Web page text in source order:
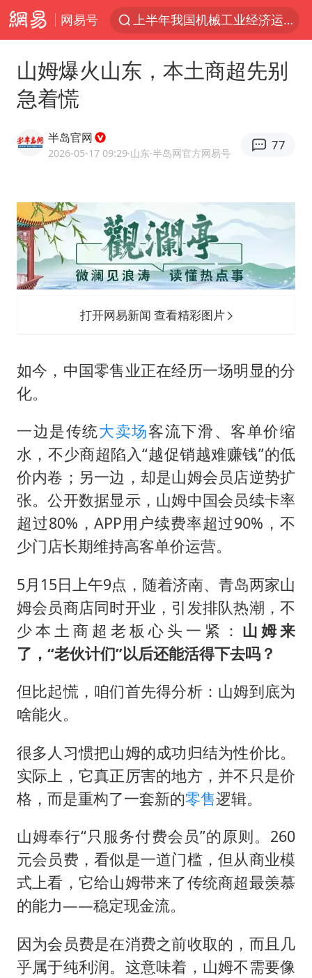
网易号
上半年我国机械工业经济运行稳中有进
方程豹钛9新车申报
国防部回应日本试射“战斧”导弹
四川宜宾市高县发生4.9级地震
江苏发布台风蓝色预警
“立秋的第一杯奶茶”又爆单了
曝美拒绝乌增购“爱国者”导弹请求
女孩摆摊卖菌子时收到北大通知书
改名后的“青海拉面”店
东方之约 相约未来
山姆爆火山东，本土商超先别
急着慌
半岛官网
2026-05-17 09:29·山东·半岛网官方网易号
77
打开网易新闻 查看精彩图片
如今，中国零售业正在经历一场明显的分
化。
一边是传统大卖场客流下滑、客单价缩
水，不少商超陷入“越促销越难赚钱”的低
价内卷；另一边，却是山姆会员店逆势扩
张。公开数据显示，山姆中国会员续卡率
超过80%，APP用户续费率超过90%，不
少门店长期维持高客单价运营。
5月15日上午9点，随着济南、青岛两家山
姆会员商店同时开业，引发排队热潮，不
少本土商超老板心头一紧： 山姆来
了，“老伙计们”以后还能活得下去吗？
但比起慌，咱们首先得分析：山姆到底为
啥能火。
很多人习惯把山姆的成功归结为性价比。
实际上，它真正厉害的地方，并不只是价
格，而是重构了一套新的零售逻辑。
山姆奉行“只服务付费会员”的原则。260
元会员费，看似是一道门槛，但从商业模
式上看，它给山姆带来了传统商超最羡慕
的能力——稳定现金流。
因为会员费是在消费之前收取的，而且几
乎属于纯利润。这意味着，山姆不需要像